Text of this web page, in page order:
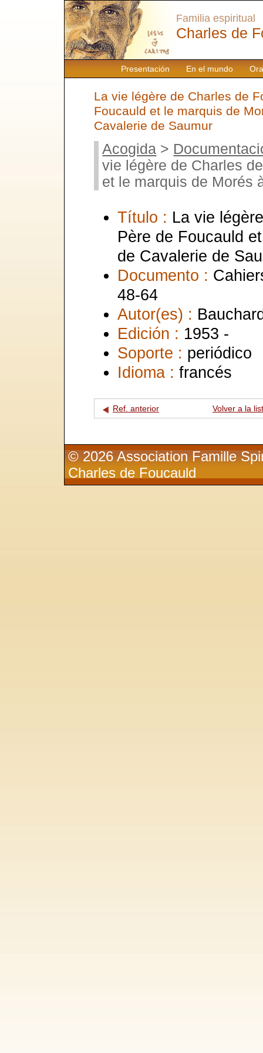
Presentación En el mundo
Familia espiritual
Charles de
La vie légère de Charles de
Foucauld et le marquis de
Cavalerie de Saumur
Acogida >
vie légère de Charles
et le marquis de Morés
Título : La vie
Père de Foucauld
de Cavalerie de
Documento :
48-64
Autor(es) :
Edición : 1953 -
Soporte : periódico
Idioma : francés
Ref. anterior Volver a la
© 2026 Association Famille
Charles de Foucauld